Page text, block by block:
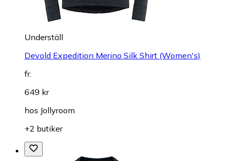
Underställ
Devold Expedition Merino Silk Shirt (Women's)
fr.
649 kr
hos Jollyroom
+2 butiker